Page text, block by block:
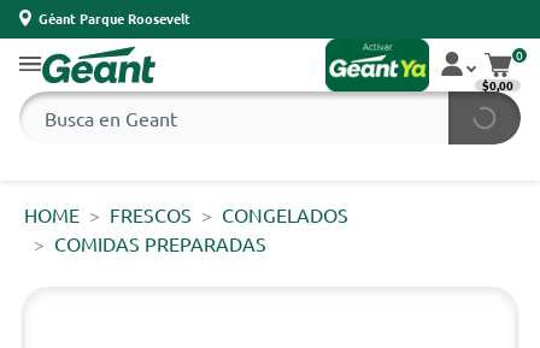
Géant Parque Roosevelt
0
$0,00
HOME FRESCOS
CONGELADOS
COMIDAS PREPARADAS